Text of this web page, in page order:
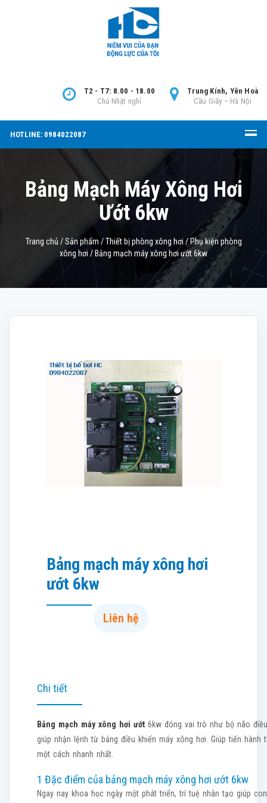
Trung Kính, Yên Hoà
Cầu Giấy – Hà Nội
T2 - T7: 8.00 - 18.00
Chủ Nhật nghỉ
HOTLINE: 0984022087
Bảng Mạch Máy Xông Hơi
Ướt 6kw
Trang chủ /Sản phẩm /Thiết bị phòng xông hơi/ Phụ kiện phòng
xông hơi / Bảng mạch máy xông hơi ướt 6kw
Bảng mạch máy xông hơi
ướt 6kw
Liên hệ
Chi tiết
Bảng mạch máy xông hơi ướt 6kw đóng vai trò như bộ não
giúp nhận lệnh từ bảng điều khiển máy xông hơi. Giúp tiến
một cách nhanh nhất.
1 Đặc điểm của bảng mạch máy xông hơi ướt 6kw
Ngay nay khoa học ngày một phát triển, trí tuệ nhân tạo giúp